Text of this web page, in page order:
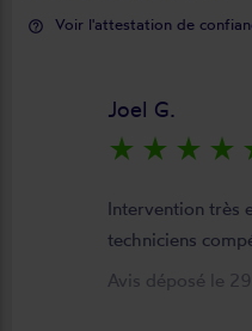
help_outline Voir l'attestation de
Joel G.
star_rate star_rate star_rate star_rate
Intervention très
techniciens
Avis déposé le